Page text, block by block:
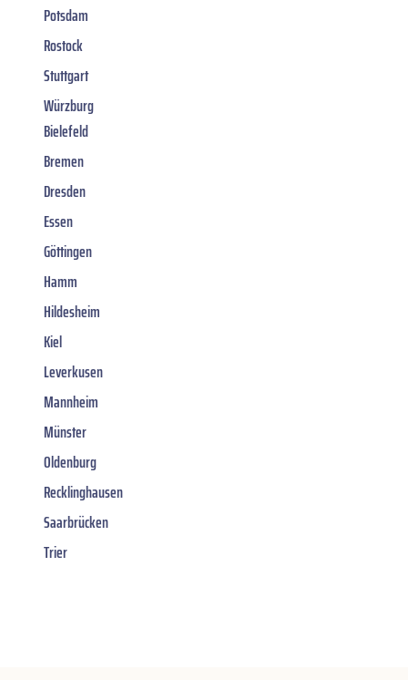
Potsdam
Rostock
Stuttgart
Würzburg
Bielefeld
Bremen
Dresden
Essen
Göttingen
Hamm
Hildesheim
Kiel
Leverkusen
Mannheim
Münster
Oldenburg
Recklinghausen
Saarbrücken
Trier